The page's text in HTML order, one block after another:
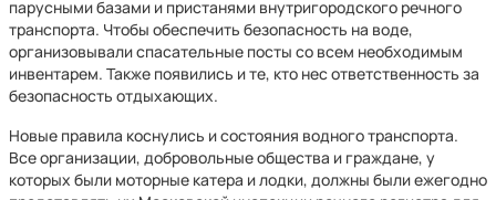
парусными базами и пристанями внутригородского речного
транспорта. Чтобы обеспечить безопасность на воде,
организовывали спасательные посты со всем необходимым
инвентарем. Также появились и те, кто нес ответственность за
безопасность отдыхающих.
Новые правила коснулись и состояния водного транспорта.
Все организации, добровольные общества и граждане, у
которых были моторные катера и лодки, должны были ежегодно